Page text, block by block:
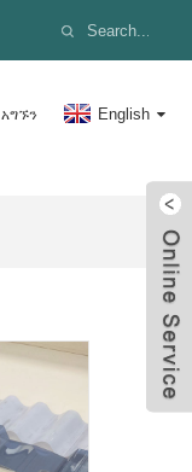
አግኙን English